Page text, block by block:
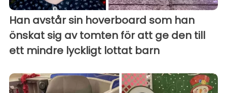
Han avstår sin hoverboard som han
önskat sig av tomten för att ge den till
ett mindre lyckligt lottat barn